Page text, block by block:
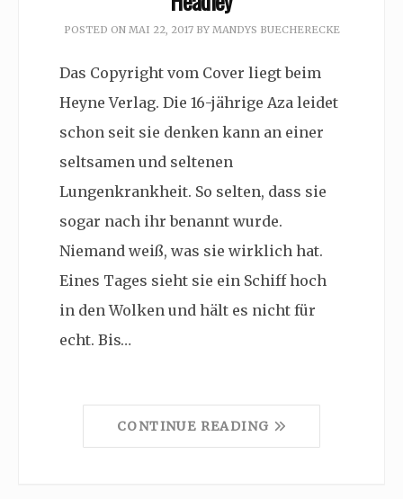
POSTED ON MAI 22, 2017BY MANDYS BUECHERECKE
Das Copyright vom Cover liegt beim
Heyne Verlag. Die 16-jährige Aza leidet
schon seit sie denken kann an einer
seltsamen und seltenen
Lungenkrankheit. So selten, dass sie
sogar nach ihr benannt wurde.
Niemand weiß, was sie wirklich hat.
Eines Tages sieht sie ein Schiff hoch
in den Wolken und hält es nicht für
echt. Bis…
CONTINUE READING